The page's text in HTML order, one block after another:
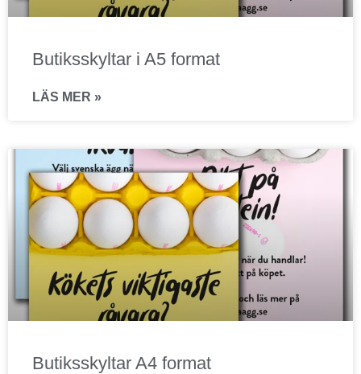
Butiksskyltar i A5 format
LÄS MER »
Butiksskyltar A4 format